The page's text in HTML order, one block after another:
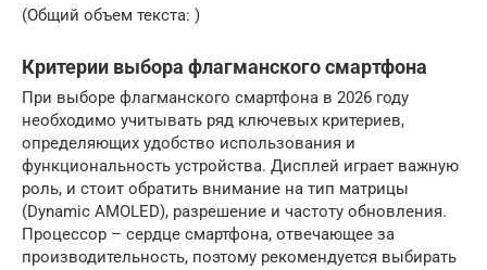
(Общий объем текста: )
Критерии выбора флагманского смартфона
При выборе флагманского смартфона в 2026 году
необходимо учитывать ряд ключевых критериев,
определяющих удобство использования и
функциональность устройства. Дисплей играет важную
роль, и стоит обратить внимание на тип матрицы
(Dynamic AMOLED), разрешение и частоту обновления.
Процессор – сердце смартфона, отвечающее за
производительность, поэтому рекомендуется выбирать